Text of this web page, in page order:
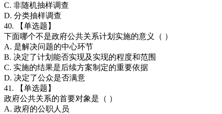
C. 非随机抽样调查
D. 分类抽样调查
40. 【单选题】
下面哪个不是政府公共关系计划实施的意义（ ）
A. 是解决问题的中心环节
B. 决定了计划能否实现及实现的程度和范围
C. 实施的结果是后续方案制定的重要依据
D. 决定了公众是否满意
41. 【单选题】
政府公共关系的首要对象是（ ）
A. 政府的公职人员